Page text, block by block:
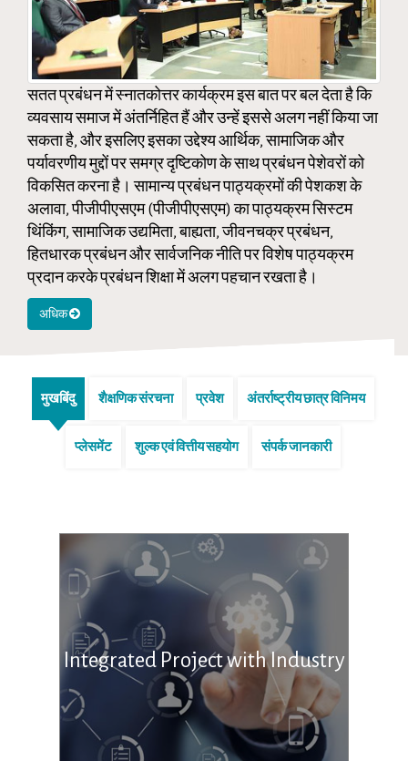
सतत प्रबंधन में स्नातकोत्तर कार्यक्रम इस बात पर बल देता है कि
व्यवसाय समाज में अंतर्निहित हैं और उन्हें इससे अलग नहीं किया जा
सकता है, और इसलिए इसका उद्देश्य आर्थिक, सामाजिक और
पर्यावरणीय मुद्दों पर समग्र दृष्टिकोण के साथ प्रबंधन पेशेवरों को
विकसित करना है। सामान्य प्रबंधन पाठ्यक्रमों की पेशकश के
अलावा, पीजीपीएसएम (पीजीपीएसएम) का पाठ्यक्रम सिस्टम
थिंकिंग, सामाजिक उद्यमिता, बाह्यता, जीवनचक्र प्रबंधन,
हितधारक प्रबंधन और सार्वजनिक नीति पर विशेष पाठ्यक्रम
प्रदान करके प्रबंधन शिक्षा में अलग पहचान रखता है।
अधिक
मुखबिंदु शैक्षणिक संरचना प्रवेश अंतर्राष्ट्रीय छात्र विनिमय
प्लेसमेंट शुल्क एवं वित्तीय सहयोग संपर्क जानकारी
Integrated Project with Industry